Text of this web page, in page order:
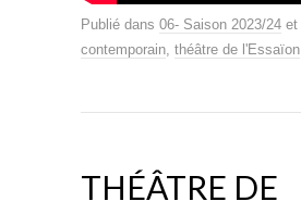
Publié dans 06- Saison 2023/24 et
contemporain théâtre de l'Essaïon
THÉÂTRE DE